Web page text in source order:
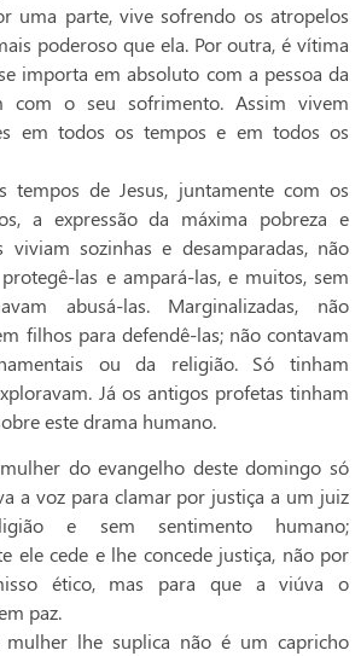
uma parte, vive sofrendo os atropelos
poderoso que ela. Por outra, é vítima
importa em absoluto com a pessoa da
com o seu sofrimento. Assim vivem
em todos os tempos e em todos os
tempos de Jesus, juntamente com os
a expressão da máxima pobreza e
viviam sozinhas e desamparadas, não
las e ampará-las, e muitos, sem
abusá-las. Marginalizadas, não
filhos para defendê-las; não contavam
ou da religião. Só tinham
Já os antigos profetas tinham
este drama humano.
do evangelho deste domingo só
a voz para clamar por justiça a um juiz
e sem sentimento humano;
ele cede e lhe concede justiça, não por
ético, mas para que a viúva o
paz.
lhe suplica não é um capricho